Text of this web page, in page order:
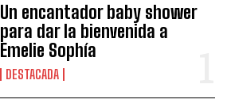
Un encantador baby shower
para dar la bienvenida a
Emelie Sophía
DESTACADA